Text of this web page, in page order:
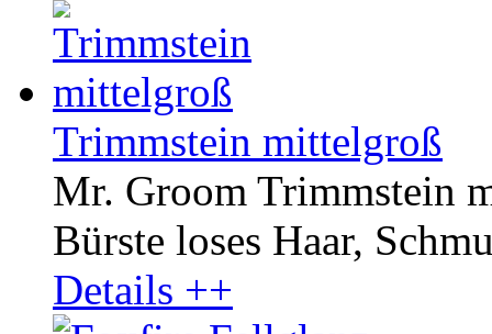
Trimmstein mittelgroß
Mr. Groom Trimmstein
Bürste loses Haar,
Details ++